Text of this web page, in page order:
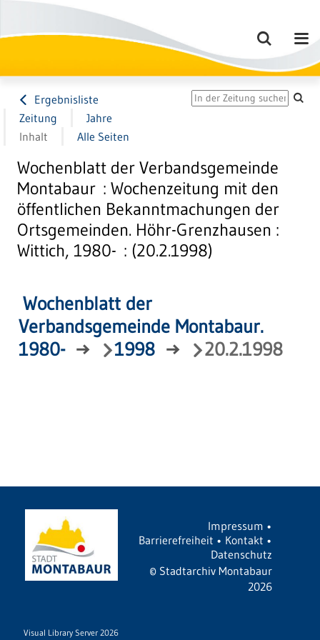
Ergebnisliste
Zeitung
Jahre
Inhalt
Alle Seiten
Wochenblatt der Verbandsgemeinde
Montabaur : Wochenzeitung mit den
öffentlichen Bekanntmachungen der
Ortsgemeinden. Höhr-Grenzhausen :
Wittich, 1980- : (20.2.1998)
Wochenblatt der
Verbandsgemeinde Montabaur.
1980- → 1998 → 20.2.1998
Impressum •
Barrierefreiheit • Kontakt •
Datenschutz
© Stadtarchiv Montabaur
2026
Visual Library Server 2026